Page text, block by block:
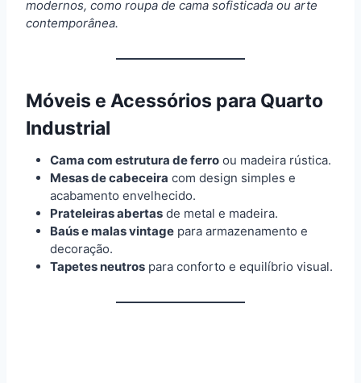
modernos, como roupa de cama sofisticada ou arte
contemporânea.
Móveis e Acessórios para Quarto
Industrial
Cama com estrutura de ferro ou madeira rústica.
Mesas de cabeceira com design simples e
acabamento envelhecido.
Prateleiras abertas de metal e madeira.
Baús e malas vintage para armazenamento e
decoração.
Tapetes neutros para conforto e equilíbrio visual.